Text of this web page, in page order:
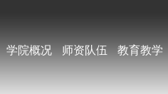
学院概况 师资队伍 教育教学